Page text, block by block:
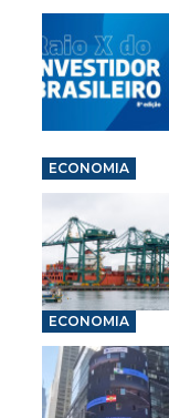
ECONOMIA
ECONOMIA